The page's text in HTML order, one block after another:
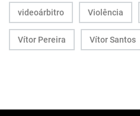
videoárbitro Violência
Vítor Pereira Vítor Santos